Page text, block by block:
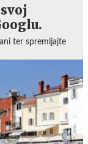
ter spremljajte